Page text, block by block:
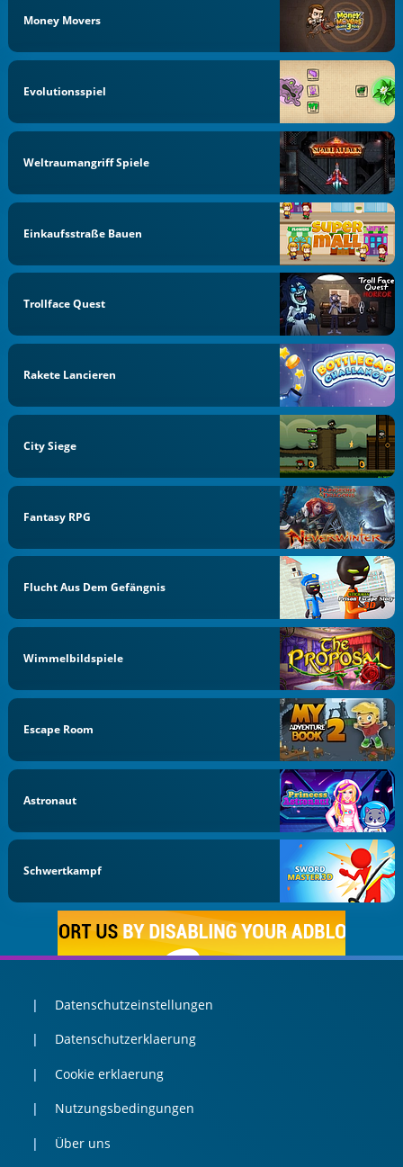
Money Movers
Evolutionsspiel
Weltraumangriff Spiele
Einkaufsstraße Bauen
Trollface Quest
Rakete Lancieren
City Siege
Fantasy RPG
Flucht Aus Dem Gefängnis
Wimmelbildspiele
Escape Room
Astronaut
Schwertkampf
Datenschutzeinstellungen
Datenschutzerklaerung
Cookie erklaerung
Nutzungsbedingungen
Über uns